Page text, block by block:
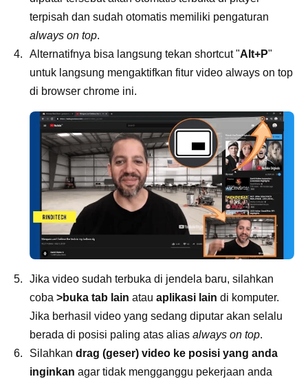
terpisah dan sudah otomatis memiliki pengaturan
always on top.
Alternatifnya bisa langsung tekan shortcut "Alt+P"
untuk langsung mengaktifkan fitur video always on top
di browser chrome ini.
Jika video sudah terbuka di jendela baru, silahkan
coba >buka tab lain atau aplikasi lain di komputer.
Jika berhasil video yang sedang diputar akan selalu
berada di posisi paling atas alias always on top.
Silahkan drag (geser) video ke posisi yang anda
inginkan agar tidak mengganggu pekerjaan anda